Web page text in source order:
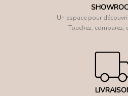
Un espace pour
Touchez, comparez,